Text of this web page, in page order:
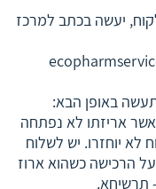
יעשה בכתב למרכז
תעשה באופן הבא:
קבלתו, כאשר אריזתו לא נפתחה
יוחזרו. יש לשלוח
הרכישה כשהוא ארוז